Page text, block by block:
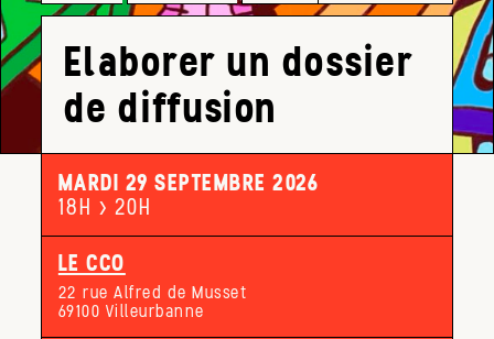
Elaborer un dossier
de diffusion
MARDI 29 SEPTEMBRE 2026
18H > 20H
LE CCO
22 rue Alfred de Musset
69100 Villeurbanne